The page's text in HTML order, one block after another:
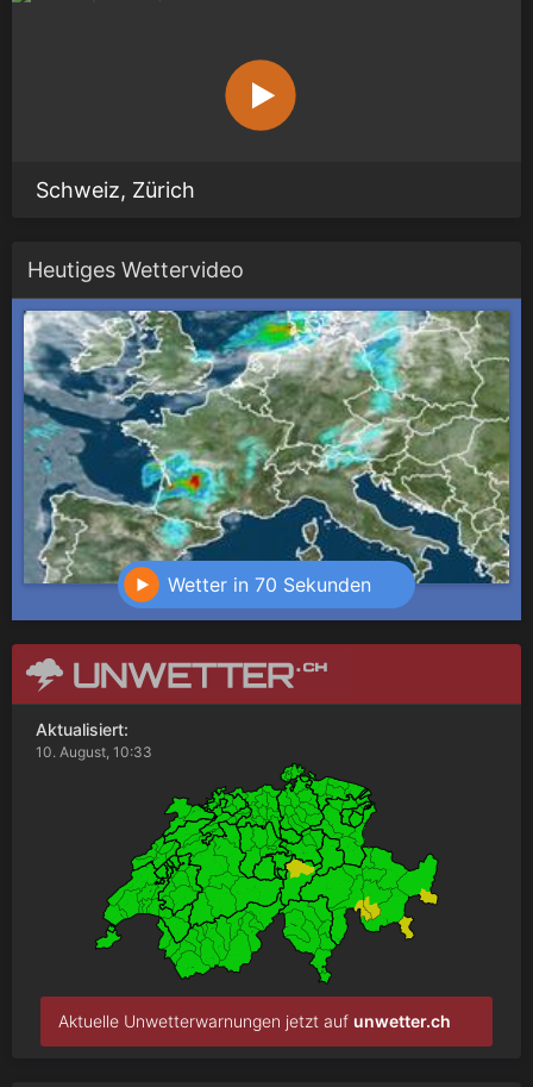
Schweiz, Zürich
Heutiges Wettervideo
Wetter in 70 Sekunden
Aktualisiert:
10. August, 10:33
Aktuelle Unwetterwarnungen jetzt auf unwetter.ch